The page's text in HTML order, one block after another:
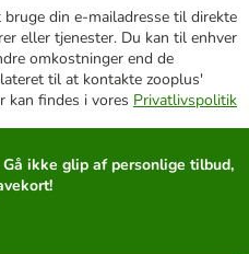
din e-mailadresse til direkte
eller tjenester. Du kan til enhver
omkostninger end de
til at kontakte zooplus'
kan findes i vores Privatlivspolitik
Gå ikke glip af personlige tilbud,